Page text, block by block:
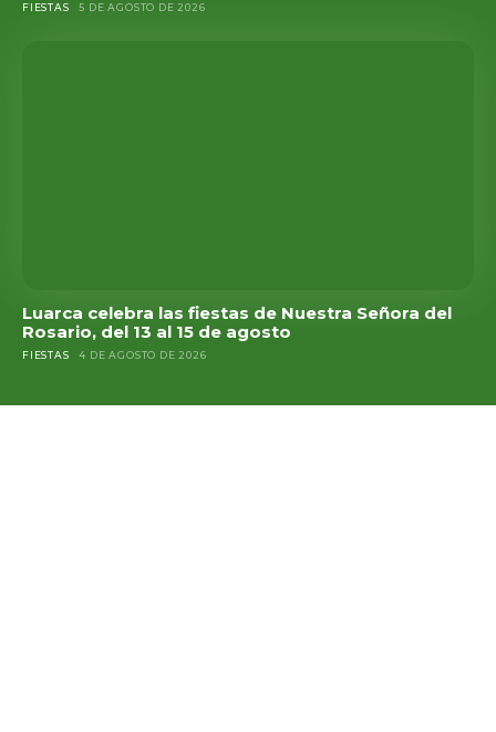
FIESTAS 5 DE AGOSTO DE 2026
Luarca celebra las fiestas de Nuestra Señora del
Rosario, del 13 al 15 de agosto
FIESTAS 4 DE AGOSTO DE 2026